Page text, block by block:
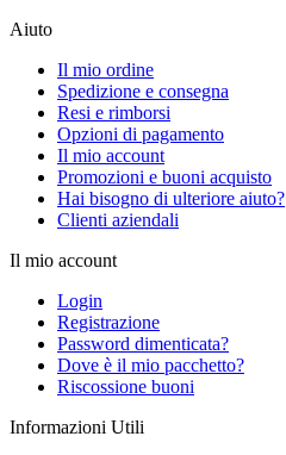
Aiuto
Il mio ordine
Spedizione e consegna
Resi e rimborsi
Opzioni di pagamento
Il mio account
Promozioni e buoni acquisto
Hai bisogno di ulteriore aiuto?
Clienti aziendali
Il mio account
Login
Registrazione
Password dimenticata?
Dove è il mio pacchetto?
Riscossione buoni
Informazioni Utili